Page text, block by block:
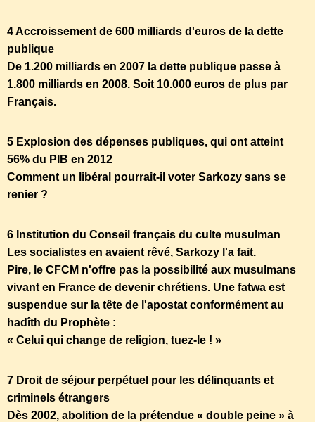
4 Accroissement de 600 milliards d'euros de la dette
publique
De 1.200 milliards en 2007 la dette publique passe à
1.800 milliards en 2008. Soit 10.000 euros de plus par
Français.
5 Explosion des dépenses publiques, qui ont atteint
56% du PIB en 2012
Comment un libéral pourrait-il voter Sarkozy sans se
renier ?
6 Institution du Conseil français du culte musulman
Les socialistes en avaient rêvé, Sarkozy l'a fait.
Pire, le CFCM n'offre pas la possibilité aux musulmans
vivant en France de devenir chrétiens. Une fatwa est
suspendue sur la tête de l'apostat conformément au
hadîth du Prophète :
« Celui qui change de religion, tuez-le ! »
7 Droit de séjour perpétuel pour les délinquants et
criminels étrangers
Dès 2002, abolition de la prétendue « double peine » à